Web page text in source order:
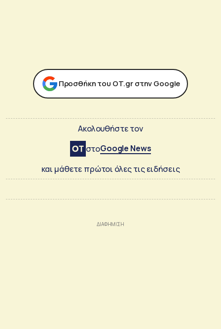
Προσθήκη του ΟΤ.gr στην Google
Ακολουθήστε τον
στοGoogle News
και μάθετε πρώτοι όλες τις ειδήσεις